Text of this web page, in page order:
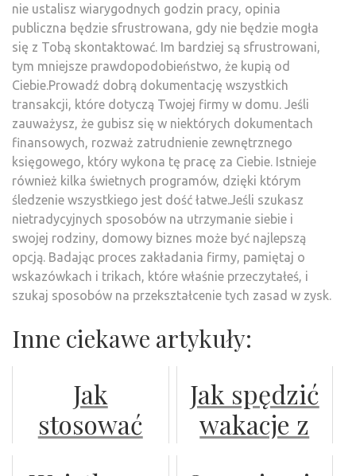
nie ustalisz wiarygodnych godzin pracy, opinia
publiczna będzie sfrustrowana, gdy nie będzie mogła
się z Tobą skontaktować. Im bardziej są sfrustrowani,
tym mniejsze prawdopodobieństwo, że kupią od
Ciebie.Prowadź dobrą dokumentację wszystkich
transakcji, które dotyczą Twojej firmy w domu. Jeśli
zauważysz, że gubisz się w niektórych dokumentach
finansowych, rozważ zatrudnienie zewnętrznego
księgowego, który wykona tę pracę za Ciebie. Istnieje
również kilka świetnych programów, dzięki którym
śledzenie wszystkiego jest dość łatwe.Jeśli szukasz
nietradycyjnych sposobów na utrzymanie siebie i
swojej rodziny, domowy biznes może być najlepszą
opcją. Badając proces zakładania firmy, pamiętaj o
wskazówkach i trikach, które właśnie przeczytałeś, i
szukaj sposobów na przekształcenie tych zasad w zysk.
Inne ciekawe artykuły:
Jak
stosować
Jak spędzić
wakacje z